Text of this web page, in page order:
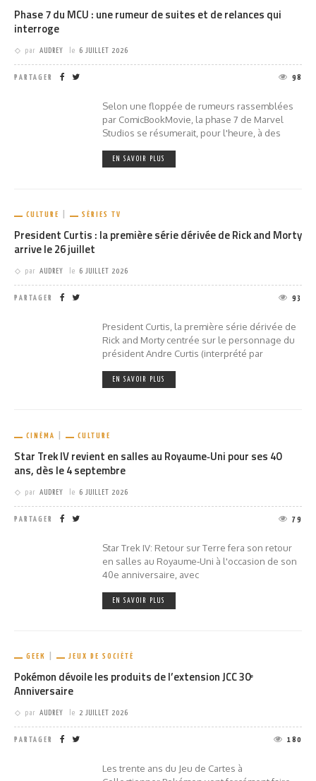
Phase 7 du MCU : une rumeur de suites et de relances qui
interroge
par AUDREY le 6 JUILLET 2026
PARTAGER 98
Selon une floppée de rumeurs rassemblées
par ComicBookMovie, la phase 7 de Marvel
Studios se résumerait, pour l'heure, à des
EN SAVOIR PLUS
CULTURE SÉRIES TV
President Curtis : la première série dérivée de Rick and Morty
arrive le 26 juillet
par AUDREY le 6 JUILLET 2026
PARTAGER 93
President Curtis, la première série dérivée de
Rick and Morty centrée sur le personnage du
président Andre Curtis (interprété par
EN SAVOIR PLUS
CINÉMA CULTURE
Star Trek IV revient en salles au Royaume‑Uni pour ses 40
ans, dès le 4 septembre
par AUDREY le 6 JUILLET 2026
PARTAGER 79
Star Trek IV: Retour sur Terre fera son retour
en salles au Royaume‑Uni à l'occasion de son
40e anniversaire, avec
EN SAVOIR PLUS
GEEK JEUX DE SOCIÉTÉ
Pokémon dévoile les produits de l’extension JCC 30ᵉ
Anniversaire
par AUDREY le 2 JUILLET 2026
PARTAGER 180
Les trente ans du Jeu de Cartes à